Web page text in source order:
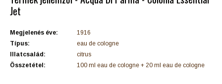
Jet
Megjelenés éve:
1916
Típus:
eau de cologne
Illatcsalád:
citrus
Összetétel:
100 ml eau de cologne + 20 ml eau de cologne